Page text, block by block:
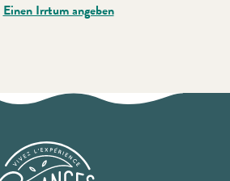
Einen Irrtum angeben